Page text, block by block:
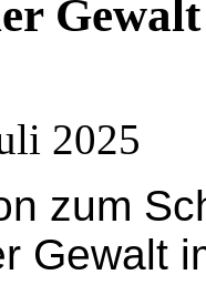
Gewalt
2025
zum
Gewalt